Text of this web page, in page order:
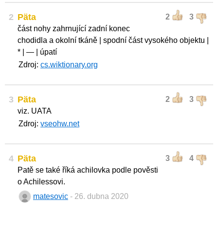
2 2 3
Päta
část nohy zahrnující zadní konec
chodidla a okolní tkáně | spodní část vysokého objektu |
* | — | úpatí
Zdroj: cs.wiktionary.org
3 2 3
Päta
viz. UATA
Zdroj: vseohw.net
4 3 4
Päta
Patě se také říká achilovka podle pověsti
o Achilessovi.
matesovic - 26. dubna 2020